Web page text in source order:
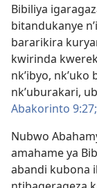
Bibiliya
bitandukanye
bararikira
kwirinda
nk’ibyo,
nk’uburakari,
Abakorinto 9:27;
Nubwo
amahame ya
abandi kubona